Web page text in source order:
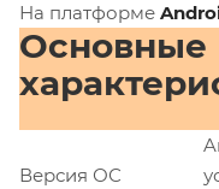
На платформе
Основные
Версия ОС